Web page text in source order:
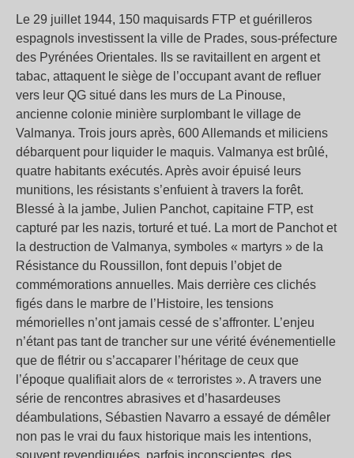
Le 29 juillet 1944, 150 maquisards FTP et guérilleros
espagnols investissent la ville de Prades, sous-préfecture
des Pyrénées Orientales. Ils se ravitaillent en argent et
tabac, attaquent le siège de l’occupant avant de refluer
vers leur QG situé dans les murs de La Pinouse,
ancienne colonie minière surplombant le village de
Valmanya. Trois jours après, 600 Allemands et miliciens
débarquent pour liquider le maquis. Valmanya est brûlé,
quatre habitants exécutés. Après avoir épuisé leurs
munitions, les résistants s’enfuient à travers la forêt.
Blessé à la jambe, Julien Panchot, capitaine FTP, est
capturé par les nazis, torturé et tué. La mort de Panchot et
la destruction de Valmanya, symboles « martyrs » de la
Résistance du Roussillon, font depuis l’objet de
commémorations annuelles. Mais derrière ces clichés
figés dans le marbre de l’Histoire, les tensions
mémorielles n’ont jamais cessé de s’affronter. L’enjeu
n’étant pas tant de trancher sur une vérité événementielle
que de flétrir ou s’accaparer l’héritage de ceux que
l’époque qualifiait alors de « terroristes ». A travers une
série de rencontres abrasives et d’hasardeuses
déambulations, Sébastien Navarro a essayé de démêler
non pas le vrai du faux historique mais les intentions,
souvent revendiquées, parfois inconscientes, des